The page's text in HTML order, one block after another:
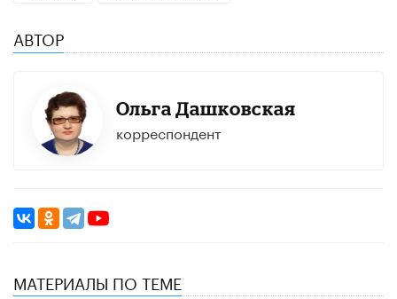
АВТОР
Ольга Дашковская
корреспондент
МАТЕРИАЛЫ ПО ТЕМЕ